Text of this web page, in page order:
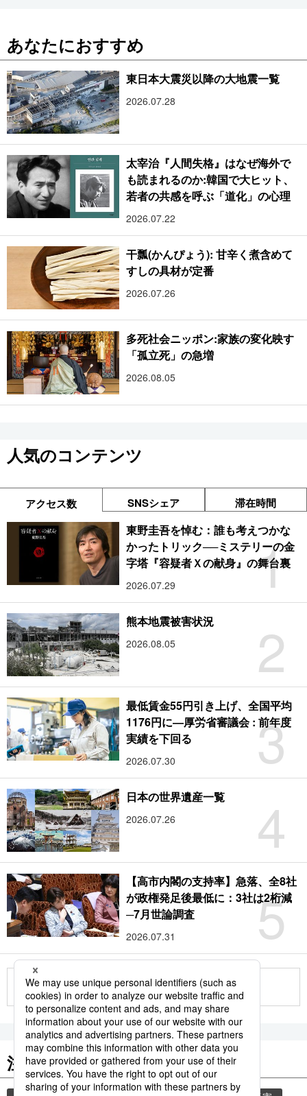
あなたにおすすめ
東日本大震災以降の大地震一覧
2026.07.28
太宰治『人間失格』はなぜ海外で
も読まれるのか:韓国で大ヒット、
若者の共感を呼ぶ「道化」の心理
2026.07.22
干瓢(かんぴょう): 甘辛く煮含めて
すしの具材が定番
2026.07.26
多死社会ニッポン:家族の変化映す
「孤立死」の急増
2026.08.05
人気のコンテンツ
アクセス数 SNSシェア 滞在時間
1
東野圭吾を悼む：誰も考えつかな
かったトリック──ミステリーの金
字塔『容疑者Ｘの献身』の舞台裏
2026.07.29
2
熊本地震被害状況
2026.08.05
3
最低賃金55円引き上げ、全国平均
1176円に―厚労省審議会 : 前年度
実績を下回る
2026.07.30
4
日本の世界遺産一覧
2026.07.26
5
【高市内閣の支持率】急落、全8社
が政権発足後最低に：3社は2桁減
─7月世論調査
2026.07.31
もっと見る
注目のキーワード